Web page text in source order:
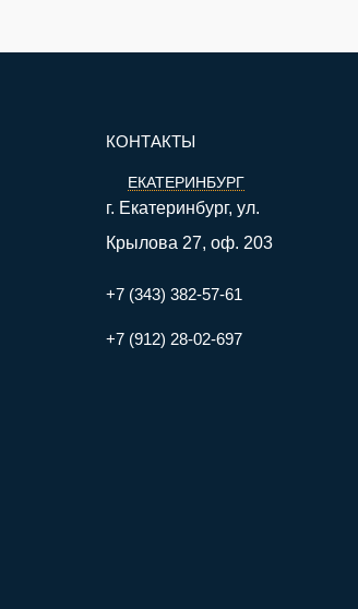
КОНТАКТЫ
ЕКАТЕРИНБУРГ
г. Екатеринбург, ул.
Крылова 27, оф. 203
+7 (343) 382-57-61
+7 (912) 28-02-697